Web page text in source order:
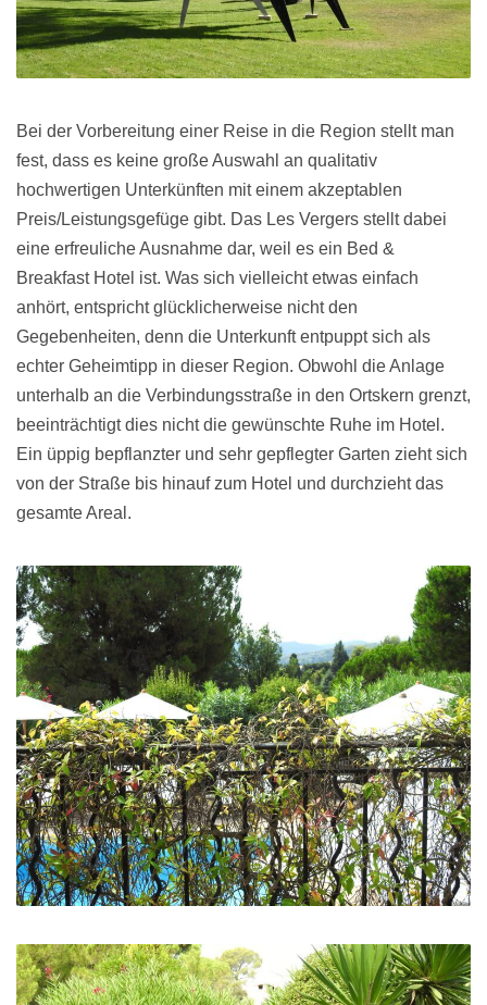
Bei der Vorbereitung einer Reise in die Region stellt man
fest, dass es keine große Auswahl an qualitativ
hochwertigen Unterkünften mit einem akzeptablen
Preis/Leistungsgefüge gibt. Das Les Vergers stellt dabei
eine erfreuliche Ausnahme dar, weil es ein Bed &
Breakfast Hotel ist. Was sich vielleicht etwas einfach
anhört, entspricht glücklicherweise nicht den
Gegebenheiten, denn die Unterkunft entpuppt sich als
echter Geheimtipp in dieser Region. Obwohl die Anlage
unterhalb an die Verbindungsstraße in den Ortskern grenzt,
beeinträchtigt dies nicht die gewünschte Ruhe im Hotel.
Ein üppig bepflanzter und sehr gepflegter Garten zieht sich
von der Straße bis hinauf zum Hotel und durchzieht das
gesamte Areal.